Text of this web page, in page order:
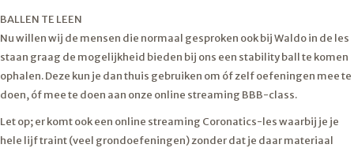
BALLEN TE LEEN
Nu willen wij de mensen die normaal gesproken ook bij Waldo in de les
staan graag de mogelijkheid bieden bij ons een stability ball te komen
ophalen. Deze kun je dan thuis gebruiken om óf zelf oefeningen mee te
doen, óf mee te doen aan onze online streaming BBB-class.
Let op; er komt ook een online streaming Coronatics-les waarbij je je
hele lijf traint (veel grondoefeningen) zonder dat je daar materiaal